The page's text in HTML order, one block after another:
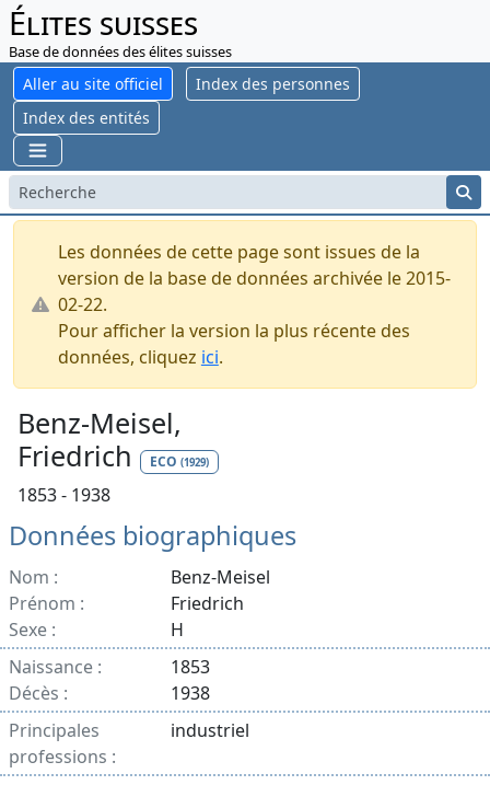
Élites suisses
Base de données des élites suisses
Aller au site officiel
Index des personnes
Index des entités
Les données de cette page sont issues de la
version de la base de données archivée le 2015-
02-22.
Pour afficher la version la plus récente des
données, cliquez ici.
Benz-Meisel,
Friedrich
ECO (1929)
1853 - 1938
Données biographiques
Nom :
Benz-Meisel
Prénom :
Friedrich
Sexe :
H
Naissance :
1853
Décès :
1938
Principales
professions :
industriel